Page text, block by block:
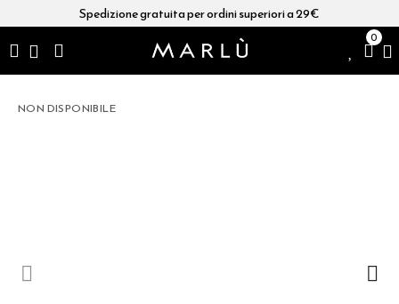
Spedizione gratuita per ordini superiori a 29€
0
NON DISPONIBILE